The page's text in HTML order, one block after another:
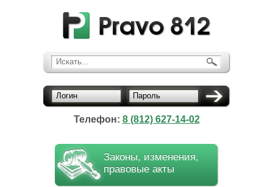
Искать...
Логин Пароль
Телефон: 8 (812) 627-14-02
Законы, изменения,
правовые акты